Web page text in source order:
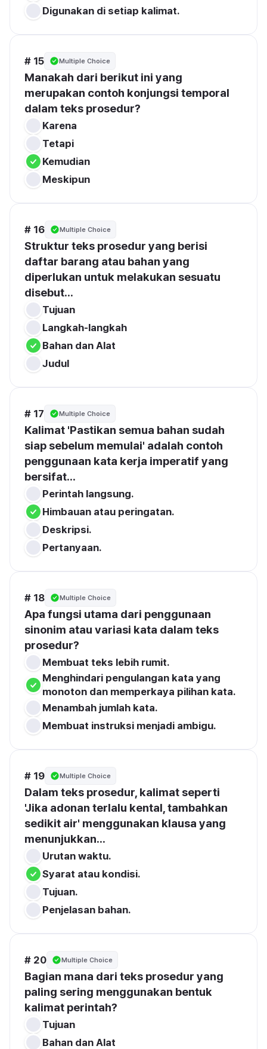
Digunakan di setiap kalimat.
# 15 Multiple Choice
Manakah dari berikut ini yang
merupakan contoh konjungsi temporal
dalam teks prosedur?
Karena
Tetapi
Kemudian
Meskipun
# 16 Multiple Choice
Struktur teks prosedur yang berisi
daftar barang atau bahan yang
diperlukan untuk melakukan sesuatu
disebut...
Tujuan
Langkah-langkah
Bahan dan Alat
Judul
# 17 Multiple Choice
Kalimat 'Pastikan semua bahan sudah
siap sebelum memulai' adalah contoh
penggunaan kata kerja imperatif yang
bersifat...
Perintah langsung.
Himbauan atau peringatan.
Deskripsi.
Pertanyaan.
# 18 Multiple Choice
Apa fungsi utama dari penggunaan
sinonim atau variasi kata dalam teks
prosedur?
Membuat teks lebih rumit.
Menghindari pengulangan kata yang
monoton dan memperkaya pilihan kata.
Menambah jumlah kata.
Membuat instruksi menjadi ambigu.
# 19 Multiple Choice
Dalam teks prosedur, kalimat seperti
'Jika adonan terlalu kental, tambahkan
sedikit air' menggunakan klausa yang
menunjukkan...
Urutan waktu.
Syarat atau kondisi.
Tujuan.
Penjelasan bahan.
# 20 Multiple Choice
Bagian mana dari teks prosedur yang
paling sering menggunakan bentuk
kalimat perintah?
Tujuan
Bahan dan Alat